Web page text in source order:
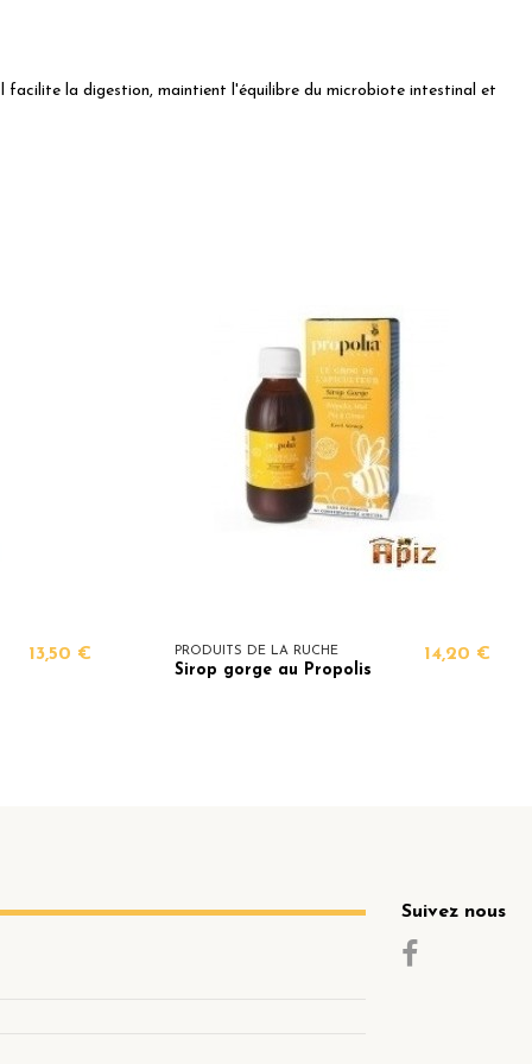
la digestion, maintient l'équilibre du microbiote intestinal et
13,50 € PRODUITS DE LA RUCHE
Sirop gorge au Propolis
14,20 €
Suivez nous